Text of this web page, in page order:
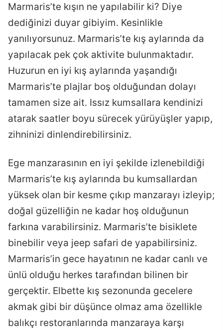
Marmaris’te kışın ne yapılabilir ki? Diye
dediğinizi duyar gibiyim. Kesinlikle
yanılıyorsunuz. Marmaris’te kış aylarında da
yapılacak pek çok aktivite bulunmaktadır.
Huzurun en iyi kış aylarında yaşandığı
Marmaris’te plajlar boş olduğundan dolayı
tamamen size ait. Issız kumsallara kendinizi
atarak saatler boyu sürecek yürüyüşler yapıp,
zihninizi dinlendirebilirsiniz.
Ege manzarasının en iyi şekilde izlenebildiği
Marmaris’te kış aylarında bu kumsallardan
yüksek olan bir kesme çıkıp manzarayı izleyip;
doğal güzelliğin ne kadar hoş olduğunun
farkına varabilirsiniz. Marmaris’te bisiklete
binebilir veya jeep safari de yapabilirsiniz.
Marmaris’in gece hayatının ne kadar canlı ve
ünlü olduğu herkes tarafından bilinen bir
gerçektir. Elbette kış sezonunda gecelere
akmak gibi bir düşünce olmaz ama özellikle
balıkçı restoranlarında manzaraya karşı